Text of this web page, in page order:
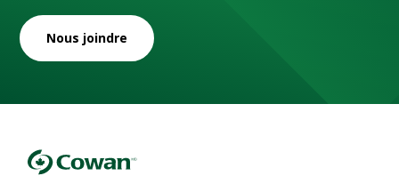
Nous joindre